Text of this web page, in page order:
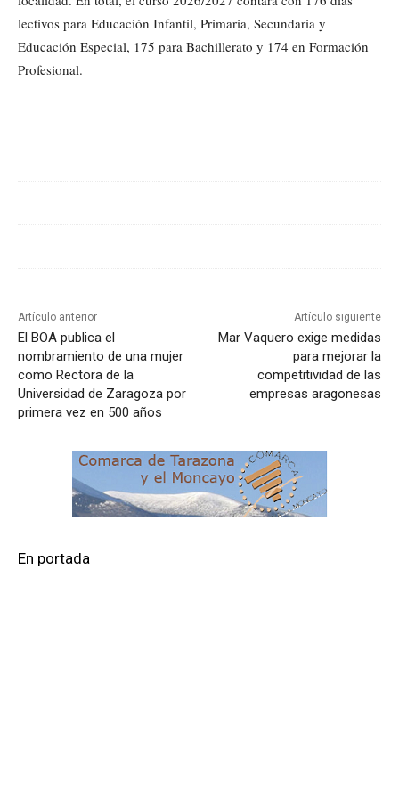
lectivos para Educación Infantil, Primaria, Secundaria y
Educación Especial, 175 para Bachillerato y 174 en Formación
Profesional.
Artículo anterior
El BOA publica el
nombramiento de una mujer
como Rectora de la
Universidad de Zaragoza por
primera vez en 500 años
Artículo siguiente
Mar Vaquero exige medidas
para mejorar la
competitividad de las
empresas aragonesas
En portada